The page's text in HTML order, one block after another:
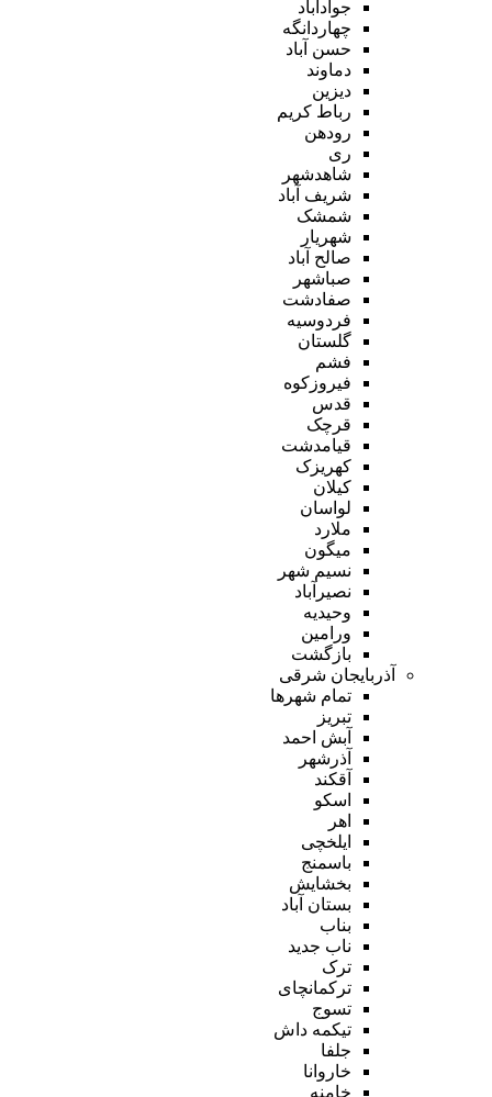
جوادآباد
چهاردانگه
حسن آباد
دماوند
دیزین
رباط کریم
رودهن
ری
شاهدشهر
شریف آباد
شمشک
شهریار
صالح آباد
صباشهر
صفادشت
فردوسیه
گلستان
فشم
فیروزکوه
قدس
قرچک
قیامدشت
کهریزک
کیلان
لواسان
ملارد
میگون
نسیم شهر
نصیرآباد
وحیدیه
ورامین
بازگشت
آذربایجان شرقی
تمام شهر‌ها
تبریز
آبش احمد
آذرشهر
آقکند
اسکو
اهر
ایلخچی
باسمنج
بخشایش
بستان آباد
بناب
ناب جدید
ترک
ترکمانچای
تسوج
تیکمه داش
جلفا
خاروانا
خامنه